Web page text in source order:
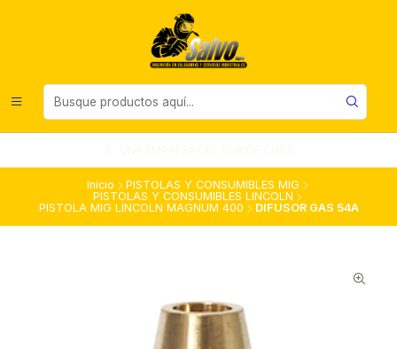
Inicio
PISTOLAS Y CONSUMIBLES MIG
PISTOLAS Y CONSUMIBLES LINCOLN
PISTOLA MIG LINCOLN MAGNUM 400
DIFUSOR GAS 54A